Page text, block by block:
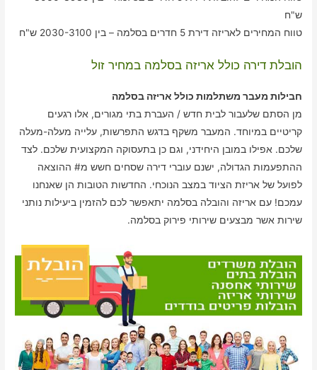
ש"ח
טווח המחירים לאריזה דירת 5 חדרים בסלמה – בין 2030-3100 ש"ח
הובלת דירה כולל אריזה בסלמה במחיר זול
חבילות מעבר משתלמות כולל אריזה בסלמה
מן הסתם שלעבור לבית חדש / העברת בתי מגורים, אלו רגעים
קריטיים במיוחד. המעבר משקף בדגש התפרשות, עלייה מעלה-מעלה
שלכם. אפילו במובן היחידני, וגם כן בתעסוקה המקצועית שלכם. לצד
ההתפעמות הגדולה, ישנם עוברי דירה שסחים חשש מ# ההוצאה
לפועל של אריזת הציוד במצב הנוכחי. החדשות הטובות הן שאנחנו
עמכם! עם אריזה והובלה בסלמה יתאפשר לכם להזמין ביעילות נותני
שירות אשר מבצעים שירותי פירוק בסלמה.